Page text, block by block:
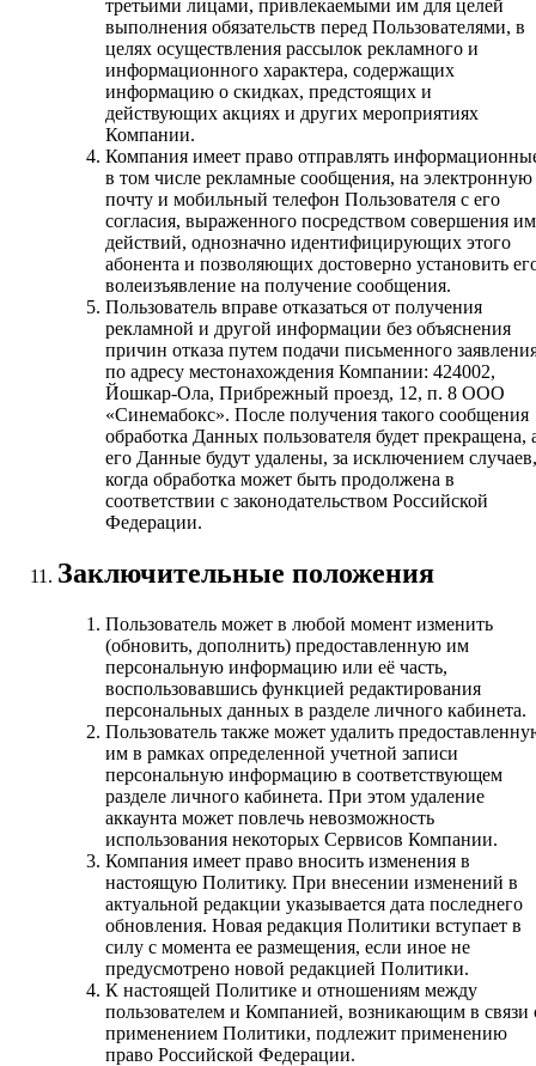
третьими лицами, привлекаемыми им для целей
выполнения обязательств перед Пользователями, в
целях осуществления рассылок рекламного и
информационного характера, содержащих
информацию о скидках, предстоящих и
действующих акциях и других мероприятиях
Компании.
Компания имеет право отправлять
в том числе рекламные сообщения, на электронную
почту и мобильный телефон Пользователя с его
согласия, выраженного посредством совершения им
действий, однозначно идентифицирующих этого
абонента и позволяющих достоверно установить
волеизъявление на получение сообщения.
Пользователь вправе отказаться от получения
рекламной и другой информации без объяснения
причин отказа путем подачи письменного
по адресу местонахождения Компании: 424002,
Йошкар-Ола, Прибрежный проезд, 12, п. 8 ООО
«Синемабокс». После получения такого сообщения
обработка Данных пользователя будет прекращена,
его Данные будут удалены, за исключением случаев,
когда обработка может быть продолжена в
соответствии с законодательством Российской
Федерации.
Заключительные положения
Пользователь может в любой момент изменить
(обновить, дополнить) предоставленную им
персональную информацию или её часть,
воспользовавшись функцией редактирования
персональных данных в разделе личного кабинета.
Пользователь также может удалить
им в рамках определенной учетной записи
персональную информацию в соответствующем
разделе личного кабинета. При этом удаление
аккаунта может повлечь невозможность
использования некоторых Сервисов Компании.
Компания имеет право вносить изменения в
настоящую Политику. При внесении изменений в
актуальной редакции указывается дата последнего
обновления. Новая редакция Политики вступает в
силу с момента ее размещения, если иное не
предусмотрено новой редакцией Политики.
К настоящей Политике и отношениям между
пользователем и Компанией, возникающим в связи
применением Политики, подлежит применению
право Российской Федерации.